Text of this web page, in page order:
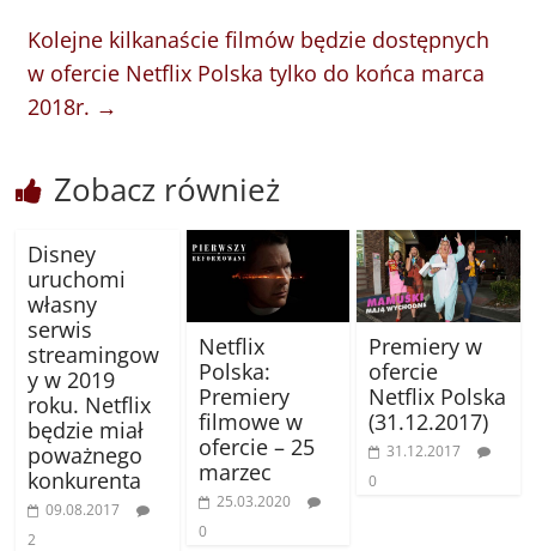
Kolejne kilkanaście filmów będzie dostępnych
w ofercie Netflix Polska tylko do końca marca
2018r. →
Zobacz również
Disney
uruchomi
własny
serwis
streamingow
y w 2019
roku. Netflix
będzie miał
poważnego
konkurenta
09.08.2017
2
Netflix
Polska:
Premiery
filmowe w
ofercie – 25
marzec
25.03.2020
0
Premiery w
ofercie
Netflix Polska
(31.12.2017)
31.12.2017
0